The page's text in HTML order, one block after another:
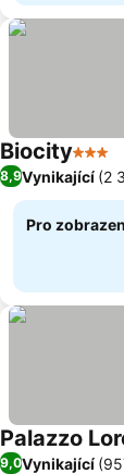
Biocity3
8,9Vynikající (2
Pro
Palazzo
9,0Vynikající